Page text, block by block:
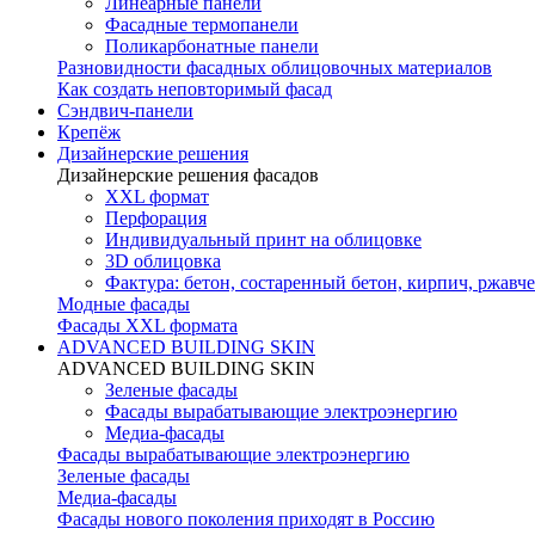
Фасадные термопанели
Поликарбонатные панели
Разновидности фасадных облицовочных материалов
Как создать неповторимый фасад
Сэндвич-панели
Крепёж
Дизайнерские решения
Дизайнерские решения фасадов
XXL формат
Перфорация
Индивидуальный принт на облицовке
3D облицовка
Фактура: бетон, состаренный бетон, кирпич,
Модные фасады
Фасады XXL формата
ADVANCED BUILDING SKIN
ADVANCED BUILDING SKIN
Зеленые фасады
Фасады вырабатывающие электроэнергию
Медиа-фасады
Фасады вырабатывающие электроэнергию
Зеленые фасады
Медиа-фасады
Фасады нового поколения приходят в Россию